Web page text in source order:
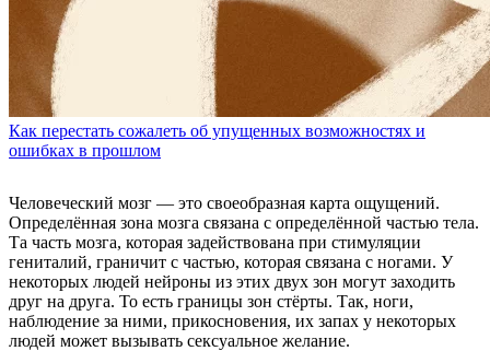
Как перестать сожалеть об упущенных возможностях и
ошибках в прошлом
Человеческий мозг — это своеобразная карта ощущений.
Определённая зона мозга связана с определённой частью тела.
Та часть мозга, которая задействована при стимуляции
гениталий, граничит с частью, которая связана с ногами. У
некоторых людей нейроны из этих двух зон могут заходить
друг на друга. То есть границы зон стёрты. Так, ноги,
наблюдение за ними, прикосновения, их запах у некоторых
людей может вызывать сексуальное желание.